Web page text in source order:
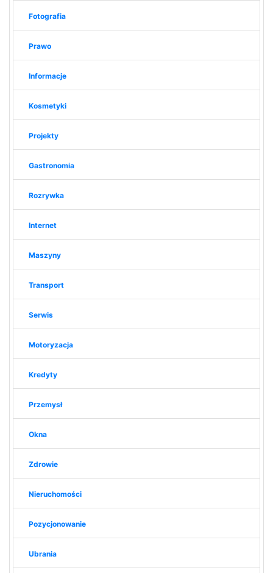
Fotografia
Prawo
Informacje
Kosmetyki
Projekty
Gastronomia
Rozrywka
Internet
Maszyny
Transport
Serwis
Motoryzacja
Kredyty
Przemysł
Okna
Zdrowie
Nieruchomości
Pozycjonowanie
Ubrania